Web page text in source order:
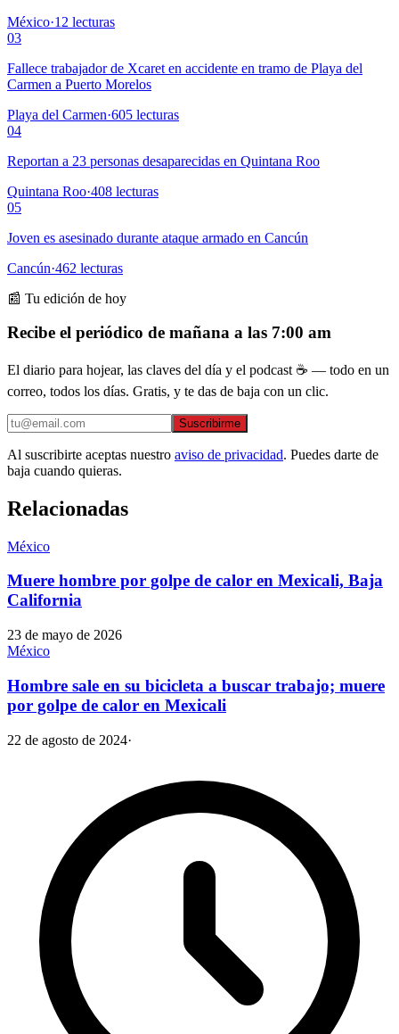
México·12 lecturas
03
Fallece trabajador de Xcaret en accidente en tramo de Playa del
Carmen a Puerto Morelos
Playa del Carmen·605 lecturas
04
Reportan a 23 personas desaparecidas en Quintana Roo
Quintana Roo·408 lecturas
05
Joven es asesinado durante ataque armado en Cancún
Cancún·462 lecturas
📰 Tu edición de hoy
Recibe el periódico de mañana a las 7:00 am
El diario para hojear, las claves del día y el podcast ☕ — todo en un
correo, todos los días. Gratis, y te das de baja con un clic.
Suscribirme
Al suscribirte aceptas nuestro aviso de privacidad. Puedes darte de
baja cuando quieras.
Relacionadas
México
Muere hombre por golpe de calor en Mexicali, Baja
California
23 de mayo de 2026
México
Hombre sale en su bicicleta a buscar trabajo; muere
por golpe de calor en Mexicali
22 de agosto de 2024·